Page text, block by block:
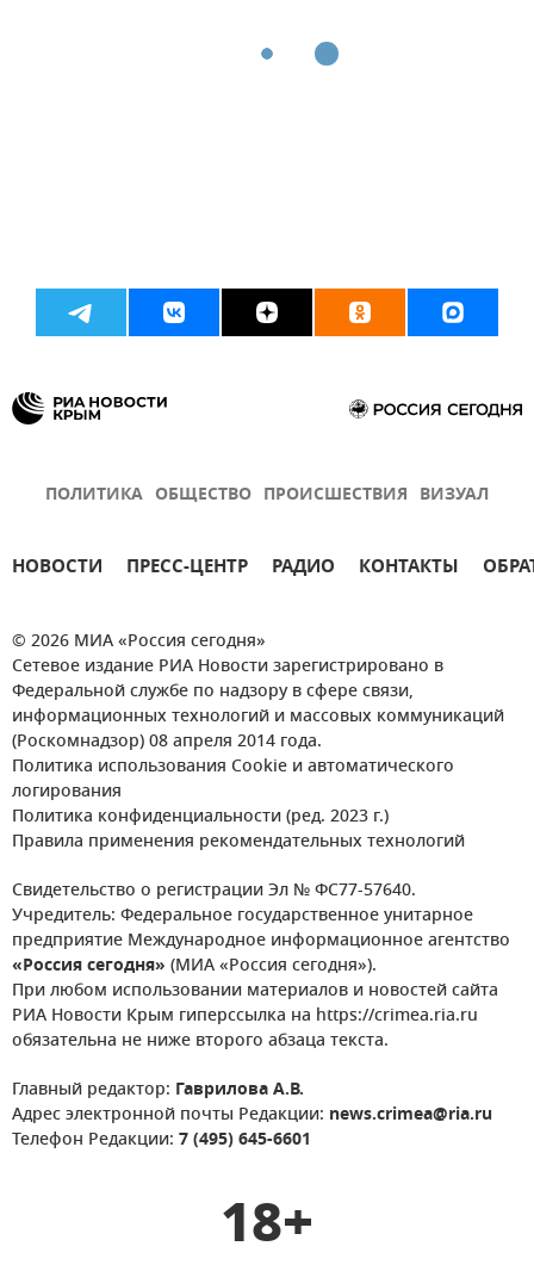
ПОЛИТИКА ОБЩЕСТВО ПРОИСШЕСТВИЯ ВИЗУАЛ
НОВОСТИ ПРЕСС-ЦЕНТР РАДИО КОНТАКТЫ
© 2026 МИА «Россия сегодня»
Сетевое издание РИА Новости зарегистрировано в
Федеральной службе по надзору в сфере связи,
информационных технологий и массовых коммуникаций
(Роскомнадзор) 08 апреля 2014 года.
Политика использования Cookie и автоматического
логирования
Политика конфиденциальности (ред. 2023 г.)
Правила применения рекомендательных технологий
Свидетельство о регистрации Эл № ФС77-57640.
Учредитель: Федеральное государственное унитарное
предприятие Международное информационное агентство
«Россия сегодня» (МИА «Россия сегодня»).
При любом использовании материалов и новостей сайта
РИА Новости Крым гиперссылка на https://crimea.ria.ru
обязательна не ниже второго абзаца текста.
Главный редактор: Гаврилова А.В.
Адрес электронной почты Редакции: news.crimea@ria.ru
Телефон Редакции: 7 (495) 645-6601
18+